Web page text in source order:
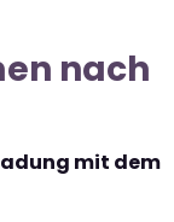
nach
mit dem